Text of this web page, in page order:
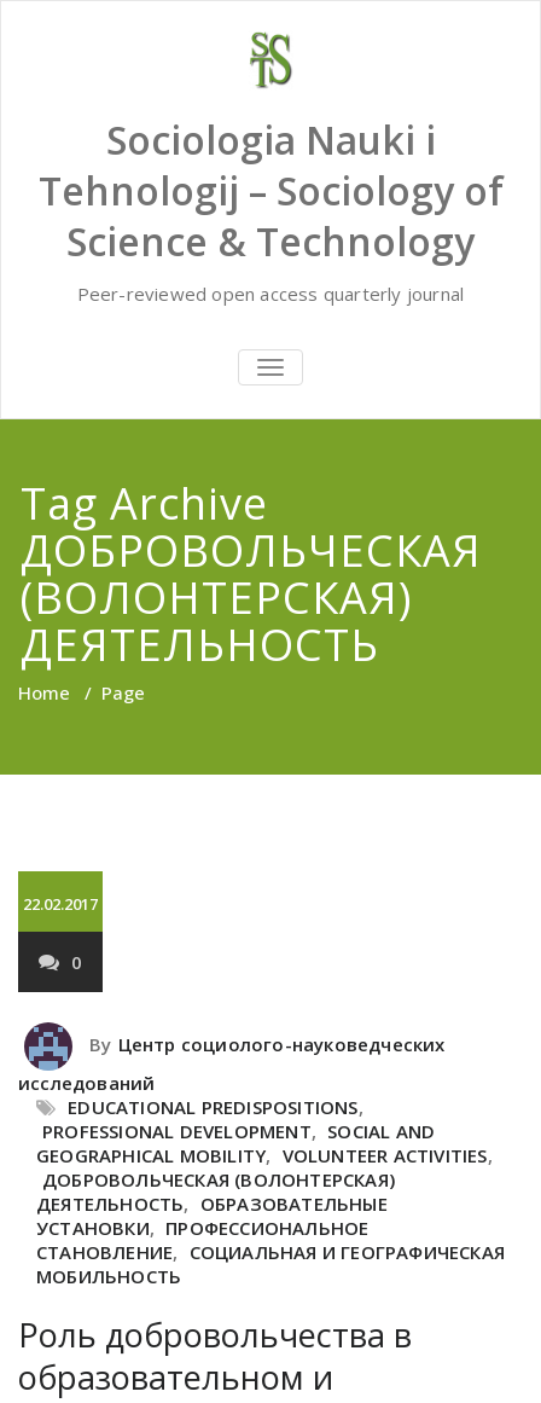
Sociologia Nauki i
Tehnologij – Sociology of
Science & Technology
Peer-reviewed open access quarterly journal
TOGGLE
NAVIGATION
Tag Archive
ДОБРОВОЛЬЧЕСКАЯ
(ВОЛОНТЕРСКАЯ)
ДЕЯТЕЛЬНОСТЬ
Home / Page
22.02.2017
0
By Центр социолого-науковедческих
исследований
EDUCATIONAL PREDISPOSITIONS,
PROFESSIONAL DEVELOPMENT, SOCIAL AND
GEOGRAPHICAL MOBILITY, VOLUNTEER ACTIVITIES,
ДОБРОВОЛЬЧЕСКАЯ (ВОЛОНТЕРСКАЯ)
ДЕЯТЕЛЬНОСТЬ, ОБРАЗОВАТЕЛЬНЫЕ
УСТАНОВКИ, ПРОФЕССИОНАЛЬНОЕ
СТАНОВЛЕНИЕ, СОЦИАЛЬНАЯ И ГЕОГРАФИЧЕСКАЯ
МОБИЛЬНОСТЬ
Роль добровольчества в
образовательном и